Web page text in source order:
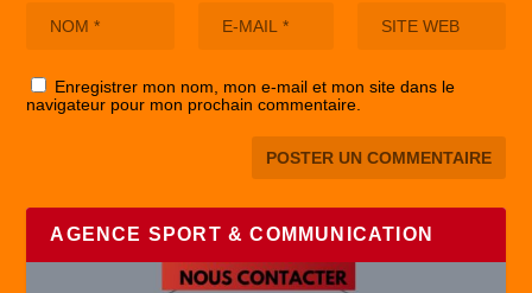
Enregistrer mon nom, mon e-mail et mon site dans le
navigateur pour mon prochain commentaire.
AGENCE SPORT & COMMUNICATION